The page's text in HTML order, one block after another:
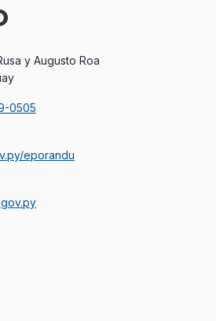
y Augusto Roa
0505
eporandu